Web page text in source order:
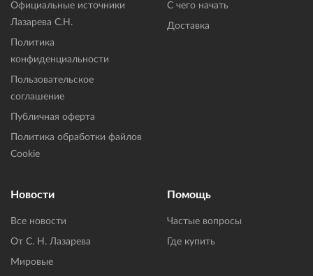
Официальные источники
Лазарева С.Н.
Политика
конфиденциальности
Пользовательское
соглашение
Публичная оферта
Политика обработки файлов
Cookie
С чего начать
Доставка
Новости
Все новости
От С. Н. Лазарева
Мировые
Помощь
Частые вопросы
Где купить